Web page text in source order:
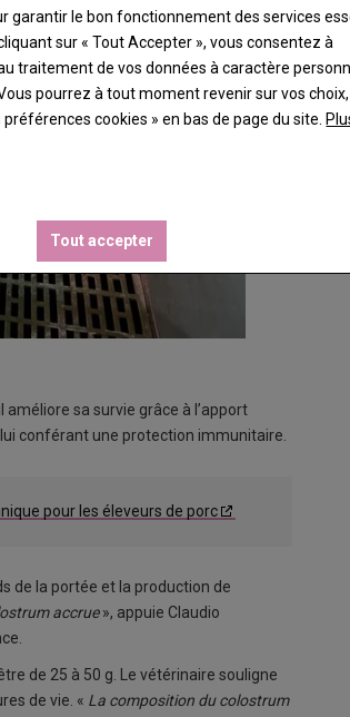
améliore sa survie grâce à l’apport
conférant une protection immunitaire.
pour les éleveurs de porc
de la portée et la production de
accrue», appuie Claudio
de 25 à 50 g. Le vétérinaire souligne
de vie. « La composition du colostrum
garantir le bon fonctionnement des services
sur « Tout Accepter », vous consentez à
traitement de vos données à caractère
pourrez à tout moment revenir sur vos
cookies » en bas de page du site.
Tout accepter